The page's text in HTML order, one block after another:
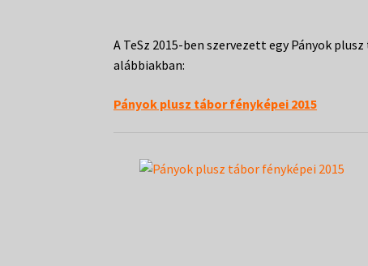
A TeSz 2015-ben szervezett egy Pányok
alábbiakban:
Pányok plusz tábor fényképei 2015